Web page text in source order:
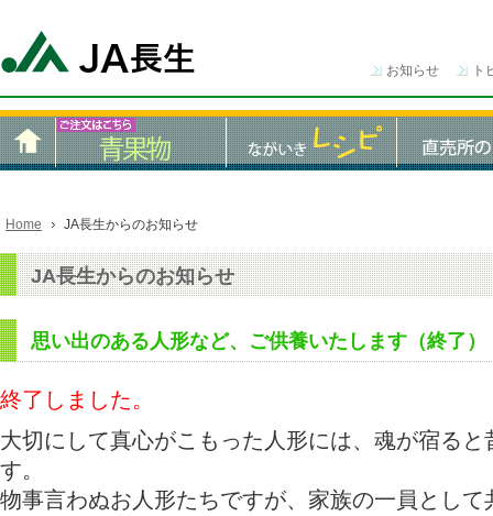
お知らせ ト
Home JA長生からのお知らせ
JA長生からのお知らせ
思い出のある人形など、ご供養いたします（終了）
終了しました。
大切にして真心がこもった人形には、魂が宿る
す。
物事言わぬお人形たちですが、家族の一員とし